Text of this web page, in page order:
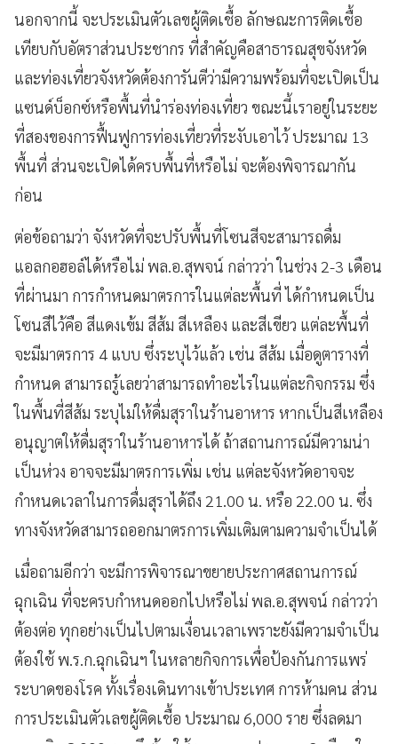
นอกจากนี้ จะประเมินตัวเลขผู้ติดเชื้อ ลักษณะการติดเชื้อ
เทียบกับอัตราส่วนประชากร ที่สำคัญคือสาธารณสุขจังหวัด
และท่องเที่ยวจังหวัดต้องการันตีว่ามีความพร้อมที่จะเปิดเป็น
แซนด์บ็อกซ์หรือพื้นที่นำร่องท่องเที่ยว ขณะนี้เราอยู่ในระยะ
ที่สองของการฟื้นฟูการท่องเที่ยวที่ระงับเอาไว้ ประมาณ 13
พื้นที่ ส่วนจะเปิดได้ครบพื้นที่หรือไม่ จะต้องพิจารณากัน
ก่อน
ต่อข้อถามว่า จังหวัดที่จะปรับพื้นที่โซนสีจะสามารถดื่ม
แอลกอฮอล์ได้หรือไม่ พล.อ.สุพจน์ กล่าวว่า ในช่วง 2-3 เดือน
ที่ผ่านมา การกำหนดมาตรการในแต่ละพื้นที่ ได้กำหนดเป็น
โซนสีไว้คือ สีแดงเข้ม สีส้ม สีเหลือง และสีเขียว แต่ละพื้นที่
จะมีมาตรการ 4 แบบ ซึ่งระบุไว้แล้ว เช่น สีส้ม เมื่อดูตารางที่
กำหนด สามารถรู้เลยว่าสามารถทำอะไรในแต่ละกิจกรรม ซึ่ง
ในพื้นที่สีส้ม ระบุไม่ให้ดื่มสุราในร้านอาหาร หากเป็นสีเหลือง
อนุญาตให้ดื่มสุราในร้านอาหารได้ ถ้าสถานการณ์มีความน่า
เป็นห่วง อาจจะมีมาตรการเพิ่ม เช่น แต่ละจังหวัดอาจจะ
กำหนดเวลาในการดื่มสุราได้ถึง 21.00 น. หรือ 22.00 น. ซึ่ง
ทางจังหวัดสามารถออกมาตรการเพิ่มเติมตามความจำเป็นได้
เมื่อถามอีกว่า จะมีการพิจารณาขยายประกาศสถานการณ์
ฉุกเฉิน ที่จะครบกำหนดออกไปหรือไม่ พล.อ.สุพจน์ กล่าวว่า
ต้องต่อ ทุกอย่างเป็นไปตามเงื่อนเวลาเพราะยังมีความจำเป็น
ต้องใช้ พ.ร.ก.ฉุกเฉินฯ ในหลายกิจการเพื่อป้องกันการแพร่
ระบาดของโรค ทั้งเรื่องเดินทางเข้าประเทศ การห้ามคน ส่วน
การประเมินตัวเลขผู้ติดเชื้อ ประมาณ 6,000 ราย ซึ่งลดมา